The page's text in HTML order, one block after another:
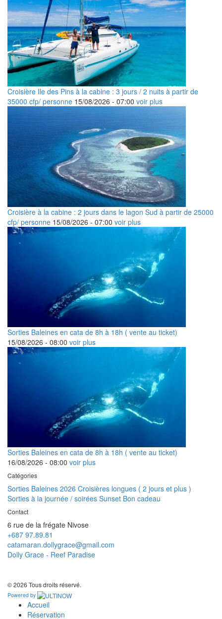
Croisière Ile des Pins à la cabine : 3 jours / 2 nuits à partir de
35000 cfp/ personne 15/08/2026 - 07:00 voir plus
Croisière à la cabine : 2 jours dans le lagon Sud à partir de 25000
cfp/ personne 15/08/2026 - 07:00 voir plus
Sorties Baleines en cata de 8h à 18h ( vente au ticket)
15/08/2026 - 08:00 voir plus
Sorties Baleines en cata de 8h à 18h ( vente au ticket)
16/08/2026 - 08:00 voir plus
Catégories
Sorties Baleines 2026 Croisières longues ( 2 jours et plus )
Sorties à la journée / soirées Sunset Bon cadeau
Contact
6 rue de la frégate Nivose
+687 97.89.81
catamaran.dollygrace@gmail.com
Dolly Grace - Reef Paradise
© 2026 Tous droits réservé.
Powered by
Accueil
Réservation